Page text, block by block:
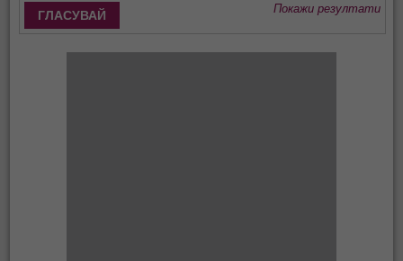
Покажи резултати